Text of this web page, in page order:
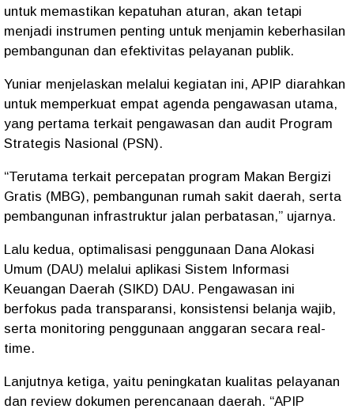
untuk memastikan kepatuhan aturan, akan tetapi
menjadi instrumen penting untuk menjamin keberhasilan
pembangunan dan efektivitas pelayanan publik.
Yuniar menjelaskan melalui kegiatan ini, APIP diarahkan
untuk memperkuat empat agenda pengawasan utama,
yang pertama terkait pengawasan dan audit Program
Strategis Nasional (PSN).
“Terutama terkait percepatan program Makan Bergizi
Gratis (MBG), pembangunan rumah sakit daerah, serta
pembangunan infrastruktur jalan perbatasan,” ujarnya.
Lalu kedua, optimalisasi penggunaan Dana Alokasi
Umum (DAU) melalui aplikasi Sistem Informasi
Keuangan Daerah (SIKD) DAU. Pengawasan ini
berfokus pada transparansi, konsistensi belanja wajib,
serta monitoring penggunaan anggaran secara real-
time.
Lanjutnya ketiga, yaitu peningkatan kualitas pelayanan
dan review dokumen perencanaan daerah. “APIP